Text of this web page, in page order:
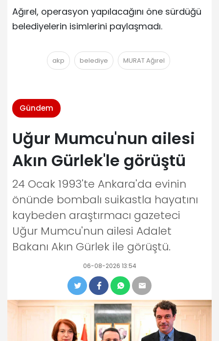
Ağırel, operasyon yapılacağını öne sürdüğü
belediyelerin isimlerini paylaşmadı.
akp belediye MURAT Ağırel
Gündem
Uğur Mumcu'nun ailesi
Akın Gürlek'le görüştü
24 Ocak 1993'te Ankara'da evinin
önünde bombalı suikastla hayatını
kaybeden araştırmacı gazeteci
Uğur Mumcu'nun ailesi Adalet
Bakanı Akın Gürlek ile görüştü.
06-08-2026 13:54